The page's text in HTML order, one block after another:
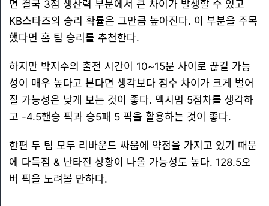
면 결국 3점 생산력 부분에서 큰 차이가 발생할 수 있고
KB스타즈의 승리 확률은 그만큼 높아진다. 이 부분을 주목
했다면 홈 팀 승리를 추천한다.
하지만 박지수의 출전 시간이 10~15분 사이로 끊길 가능
성이 매우 높다고 본다면 생각보다 점수 차이가 크게 벌어
질 가능성은 낮게 보는 것이 좋다. 멕시멈 5점차를 생각하
고 -4.5핸승 픽과 승5패 5 픽을 활용하는 것이 좋다.
한편 두 팀 모두 리바운드 싸움에 약점을 가지고 있기 때문
에 다득점 & 난타전 상황이 나올 가능성도 높다. 128.5오
버 픽을 노려볼 만하다.